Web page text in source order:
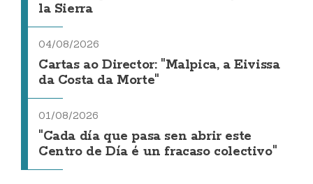
la Sierra
04/08/2026
Cartas ao Director: "Malpica, a Eivissa
da Costa da Morte"
01/08/2026
"Cada día que pasa sen abrir este
Centro de Día é un fracaso colectivo"